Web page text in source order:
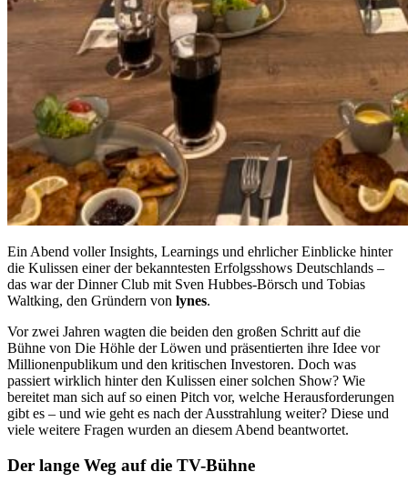
Ein Abend voller Insights, Learnings und ehrlicher Einblicke hinter
die Kulissen einer der bekanntesten Erfolgsshows Deutschlands –
das war der Dinner Club mit Sven Hubbes-Börsch und Tobias
Waltking, den Gründern von lynes.
Vor zwei Jahren wagten die beiden den großen Schritt auf die
Bühne von Die Höhle der Löwen und präsentierten ihre Idee vor
Millionenpublikum und den kritischen Investoren. Doch was
passiert wirklich hinter den Kulissen einer solchen Show? Wie
bereitet man sich auf so einen Pitch vor, welche Herausforderungen
gibt es – und wie geht es nach der Ausstrahlung weiter? Diese und
viele weitere Fragen wurden an diesem Abend beantwortet.
Der lange Weg auf die TV-Bühne